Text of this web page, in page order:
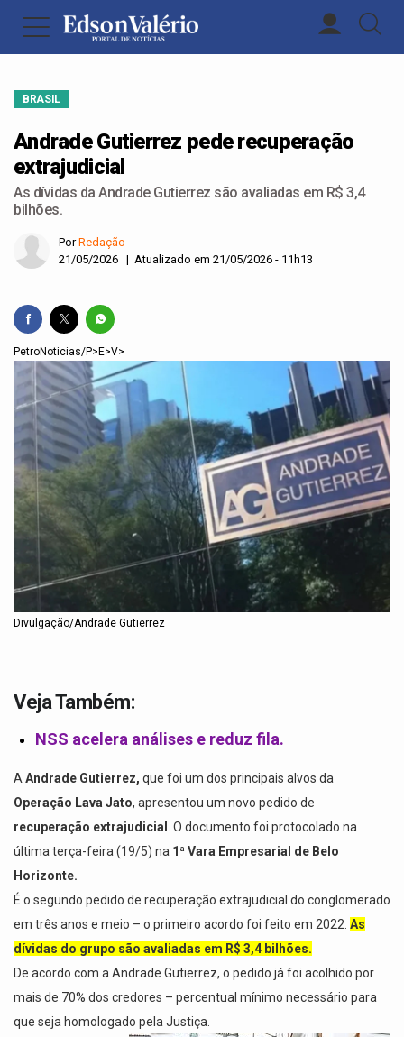
BRASIL
Andrade Gutierrez pede recuperação
extrajudicial
As dívidas da Andrade Gutierrez são avaliadas em R$ 3,4
bilhões.
PorRedação
21/05/2026 | Atualizado em 21/05/2026 - 11h13
PetroNoticias/P>E>V>
Divulgação/Andrade Gutierrez
Veja Também:
NSS acelera análises e reduz fila.
A Andrade Gutierrez, que foi um dos principais alvos da
Operação Lava Jato, apresentou um novo pedido de
recuperação extrajudicial
. O documento foi protocolado na
última terça-feira (19/5) na 1ª Vara Empresarial de Belo
Horizonte.
É o segundo pedido de recuperação extrajudicial do conglomerado
em três anos e meio – o primeiro acordo foi feito em 2022. As
dívidas do grupo são avaliadas em R$ 3,4 bilhões.
De acordo com a Andrade Gutierrez, o pedido já foi acolhido por
mais de 70% dos credores – percentual mínimo necessário para
que seja homologado pela Justiça.